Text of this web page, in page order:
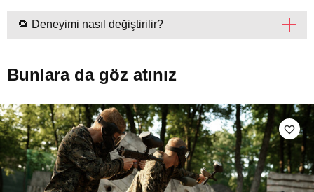
🔁 Deneyimi nasıl değiştirilir?
Bunlara da göz atınız